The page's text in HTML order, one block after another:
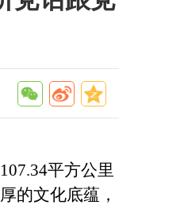
平方公里
的文化底蕴，